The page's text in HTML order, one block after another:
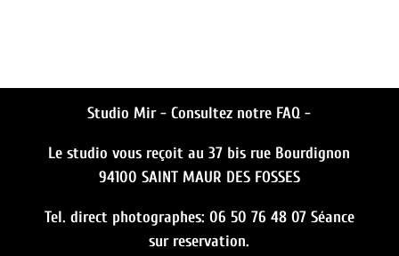
Studio Mir -Consultez notre FAQ -
Le studio vous reçoit au 37 bis rue Bourdignon
94100 SAINT MAUR DES FOSSES
Tel. direct photographes: 06 50 76 48 07 Séance
sur reservation.